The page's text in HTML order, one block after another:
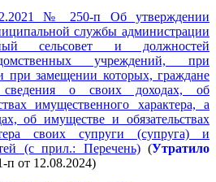
№ 250-п Об утверждении
службы администрации
сельсовет и должностей
учреждений, при
при замещении которых, граждане
сведения о своих доходах, об
имущественного характера, а
об имуществе и обязательствах
своих супруги (супруга) и
(с прил.: Перечень)(Утратило
п от 12.08.2024)